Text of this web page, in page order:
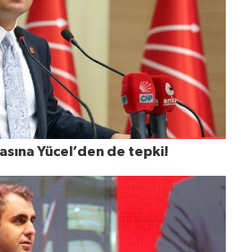
Yücel’den de tepki!